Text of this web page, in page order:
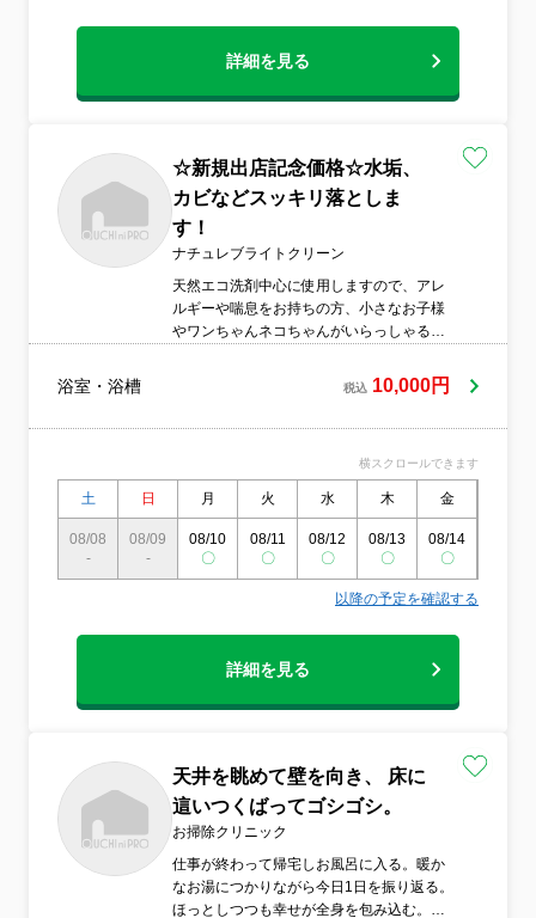
詳細を見る
☆新規出店記念価格☆水垢、
カビなどスッキリ落としま
す！
ナチュレブライトクリーン
天然エコ洗剤中心に使用しますので、アレ
ルギーや喘息をお持ちの方、小さなお子様
やワンちゃんネコちゃんがいらっしゃるご
浴室・浴槽 税込 10,000円
横スクロールできます
土 日 月 火 水 木 金
08/08
-
08/09
-
08/10
〇
08/11
〇
08/12
〇
08/13
〇
08/14
〇
以降の予定を確認する
詳細を見る
天井を眺めて壁を向き、 床に
這いつくばってゴシゴシ。
お掃除クリニック
仕事が終わって帰宅しお風呂に入る。暖か
なお湯につかりながら今日1日を振り返る。
ほっとしつつも幸せが全身を包み込む。そ